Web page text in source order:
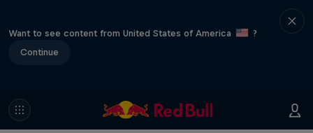
Want to see content from United States of America
?
Continue
Under Black Flag